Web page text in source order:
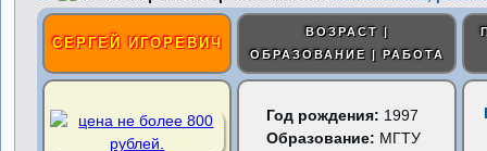
СЕРГЕЙ ИГОРЕВИЧ
ВОЗРАСТ |
ОБРАЗОВАНИЕ | РАБОТА
Год рождения: 1997
Образование: МГТУ